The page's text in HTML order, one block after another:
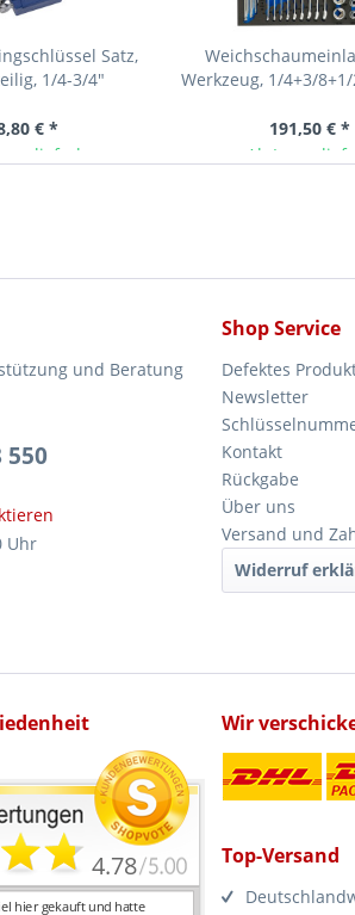
Satz,
1/4-3/4"
€ *
lieferbar
Werkzeug, 1/4+3/
191,50 € *
Ab Lager
und Beratung
550
Uhr
Shop Service
Defektes
Newsletter
Kontakt
Rückgabe
Über uns
Versand und
Widerruf
Wir
Top-Versand